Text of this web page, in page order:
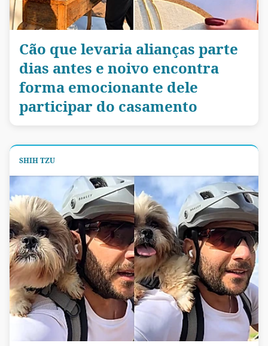
Cão que levaria alianças parte
dias antes e noivo encontra
forma emocionante dele
participar do casamento
SHIH TZU